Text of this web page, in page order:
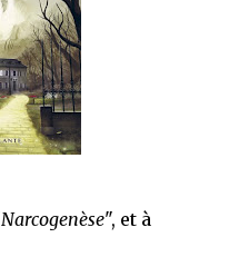
Marlowe découvre une ville qu’il
la peur et le rigorisme de la Ligue,
rancœurs. La Dame d...
Narcogenèse", et à